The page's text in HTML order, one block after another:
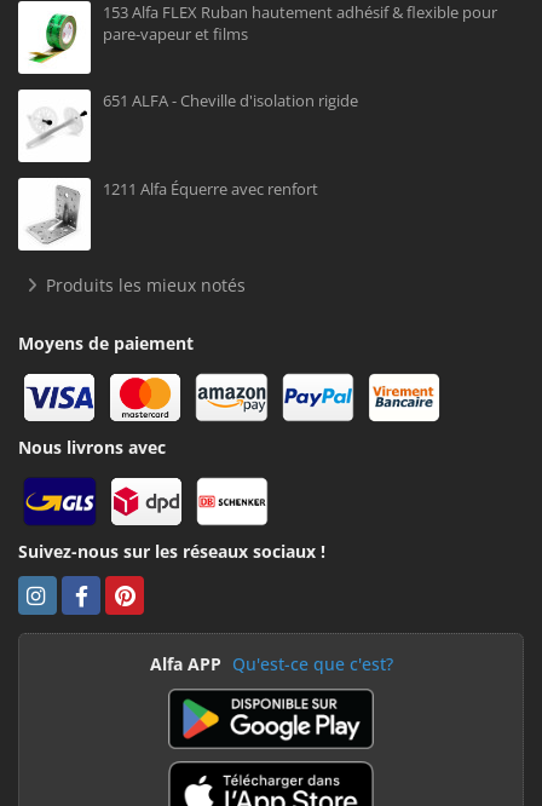
153 Alfa FLEX Ruban hautement adhésif & flexible pour
pare-vapeur et films
651 ALFA - Cheville d'isolation rigide
1211 Alfa Équerre avec renfort
Produits les mieux notés
Moyens de paiement
Nous livrons avec
Suivez-nous sur les réseaux sociaux !
Alfa APP Qu'est-ce que c'est?